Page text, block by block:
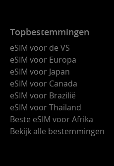
Topbestemmingen
eSIM voor de VS
eSIM voor Europa
eSIM voor Japan
eSIM voor Canada
eSIM voor Brazilië
eSIM voor Thailand
Beste eSIM voor Afrika
Bekijk alle bestemmingen